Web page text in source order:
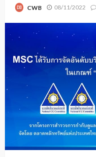
CWB 08/11/2022